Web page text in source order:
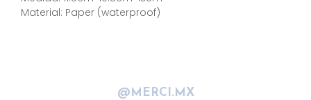
Material: Paper (waterproof)
@MERCI.MX